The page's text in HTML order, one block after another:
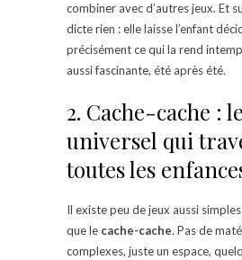
combiner avec d’autres jeux. Et
dicte rien : elle laisse l’enfant
précisément ce qui la rend
aussi fascinante, été après été.
2. Cache-cache :
universel qui
toutes les
Il existe peu de jeux aussi
que le cache-cache. Pas de
complexes, juste un espace,